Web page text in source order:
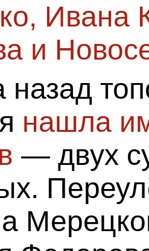
Ивана
и
назад
нашла
— двух